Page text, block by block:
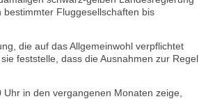
Fluggesellschaften bis
die auf das Allgemeinwohl verpflichtet
feststelle, dass die Ausnahmen zur Regel
in den vergangenen Monaten zeige,